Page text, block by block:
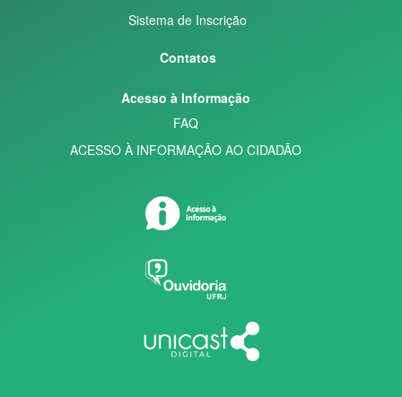
Sistema de Inscrição
Contatos
Acesso à Informação
FAQ
ACESSO À INFORMAÇÃO AO CIDADÃO